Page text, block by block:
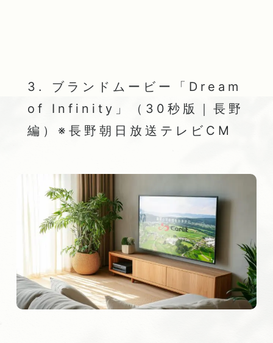
3. ブランドムービー「Dream
of Infinity」（30秒版｜長野
編）※長野朝日放送テレビCM